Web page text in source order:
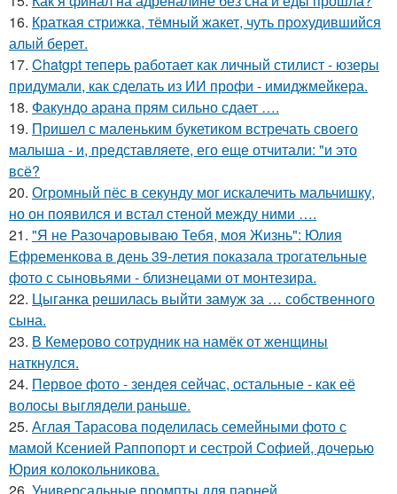
16. Краткая стрижка, тёмный жакет, чуть прохудившийся
алый берет.
17. Chatgpt теперь работает как личный стилист - юзеры
придумали, как сделать из ИИ профи - имиджмейкера.
18. Факундо арана прям сильно сдает ….
19. Пришел с маленьким букетиком встречать своего
малыша - и, представляете, его еще отчитали: "и это
всё?
20. Огромный пёс в секунду мог искалечить мальчишку,
но он появился и встал стеной между ними ….
21. "Я не Разочаровываю Тебя, моя Жизнь": Юлия
Ефременкова в день 39-летия показала трогательные
фото с сыновьями - близнецами от монтезира.
22. Цыганка решилась выйти замуж за … собственного
сына.
23. В Кемерово сотрудник на намёк от женщины
наткнулся.
24. Первое фото - зендея сейчас, остальные - как её
волосы выглядели раньше.
25. Аглая Тарасова поделилась семейными фото с
мамой Ксенией Раппопорт и сестрой Софией, дочерью
Юрия колокольникова.